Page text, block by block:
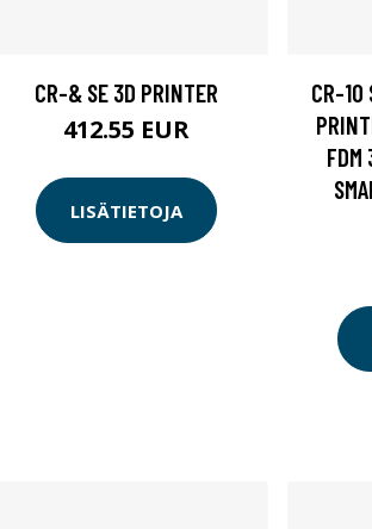
CR-& SE 3D PRINTER
412.55 EUR
LISÄTIETOJA
CR-10
FDM